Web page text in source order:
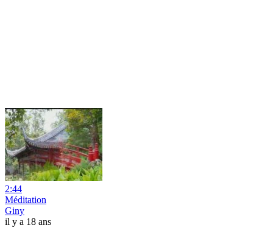
2:44
Méditation
Giny
il y a 18 ans